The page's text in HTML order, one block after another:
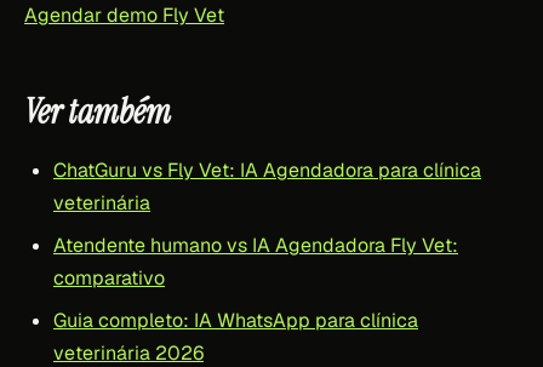
Agendar demo Fly Vet
Ver também
ChatGuru vs Fly Vet: IA Agendadora para clínica
veterinária
Atendente humano vs IA Agendadora Fly Vet:
comparativo
Guia completo: IA WhatsApp para clínica
veterinária 2026